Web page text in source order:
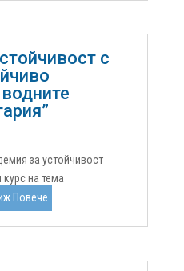
с
за устойчивост
курс на тема
водните ресурси в
които са включени в
Повече